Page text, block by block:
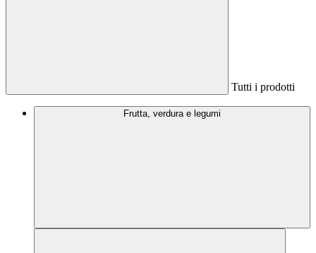
Tutti i prodotti
Frutta, verdura e legumi